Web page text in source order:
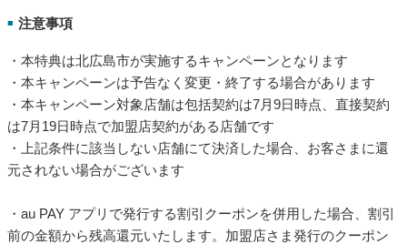
■ 注意事項
・本特典は北広島市が実施するキャンペーンとなります
・本キャンペーンは予告なく変更・終了する場合があります
・本キャンペーン対象店舗は包括契約は7月9日時点、直接契約
は7月19日時点で加盟店契約がある店舗です
・上記条件に該当しない店舗にて決済した場合、お客さまに還
元されない場合がございます
・au PAY アプリで発行する割引クーポンを併用した場合、割引
前の金額から残高還元いたします。加盟店さま発行のクーポン